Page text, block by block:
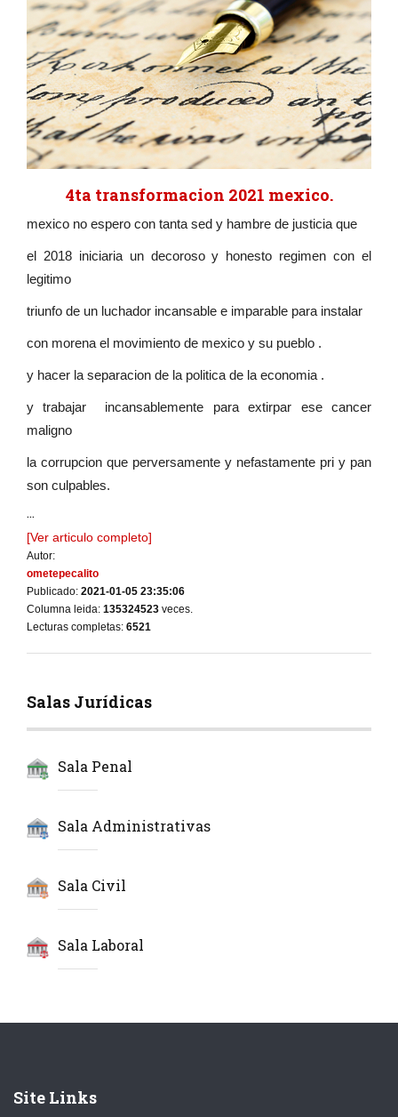
4ta transformacion 2021 mexico.
mexico no espero con tanta sed y hambre de justicia que
el 2018 iniciaria un decoroso y honesto regimen con el
legitimo
triunfo de un luchador incansable e imparable para instalar
con morena el movimiento de mexico y su pueblo .
y hacer la separacion de la politica de la economia .
y trabajar incansablemente para extirpar ese cancer
maligno
la corrupcion que perversamente y nefastamente pri y pan
son culpables.
...
[Ver articulo completo]
Autor:
ometepecalito
Publicado: 2021-01-05 23:35:06
Columna leida: 135324523 veces.
Lecturas completas: 6521
Salas Jurídicas
Sala Penal
Sala Administrativas
Sala Civil
Sala Laboral
Site Links